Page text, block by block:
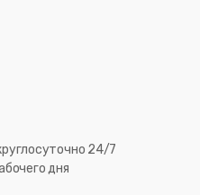
24/7
дня